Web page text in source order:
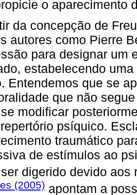
o aparecimento
da concepção de
autores como Pierre
para designar um
estabelecendo
Entendemos que se
que não
modificar
psíquico.
traumático
de estímulos ao
digerido devido
(2005) apontam a